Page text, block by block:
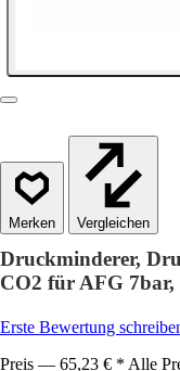
Vergleichen
Druckminderer,
CO2 für AFG 7bar,
Erste Bewertung
Preis — 65,23 € * Alle